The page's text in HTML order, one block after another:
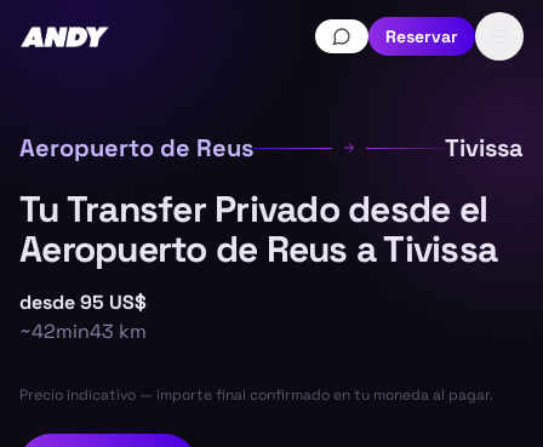
Reservar
Aeropuerto de Reus Tivissa
Tu Transfer Privado desde el
Aeropuerto de Reus a Tivissa
desde95 US$
~42min43 km
Precio indicativo — importe final confirmado en tu moneda al pagar.